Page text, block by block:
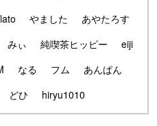
やました
あやたろす
みぃ 純喫茶ヒッピー
eiji
なる フム
あんぱん
どひ hiryu1010